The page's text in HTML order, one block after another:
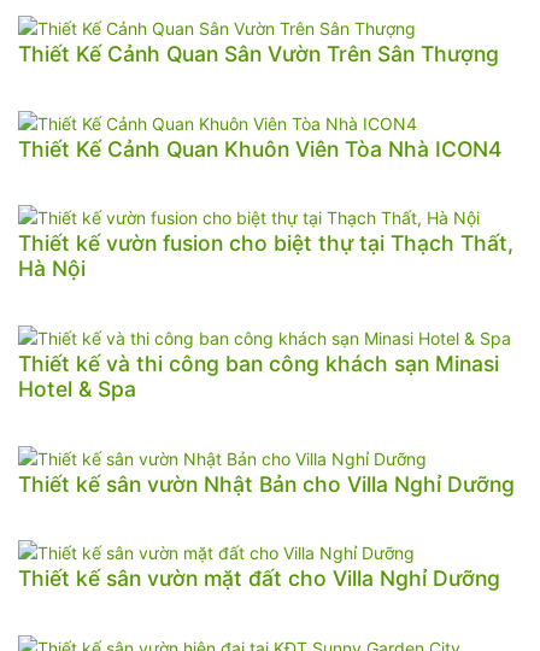
Thiết Kế Cảnh Quan Sân Vườn Trên Sân Thượng
Thiết Kế Cảnh Quan Khuôn Viên Tòa Nhà ICON4
Thiết kế vườn fusion cho biệt thự tại Thạch Thất,
Hà Nội
Thiết kế và thi công ban công khách sạn Minasi
Hotel & Spa
Thiết kế sân vườn Nhật Bản cho Villa Nghỉ Dưỡng
Thiết kế sân vườn mặt đất cho Villa Nghỉ Dưỡng